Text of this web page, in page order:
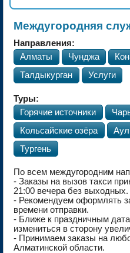
Междугородняя
Направления:
Алматы
Чунджа
Талдыкурган
Услуги
Туры:
Горячие источники
Кольсайские озёра
Тургень
По всем междугородним
- Заказы на вызов такси
21:00 вечера без выходных.
- Рекомендуем оформлять
времени отправки.
- Ближе к праздничным
измениться в сторону
- Принимаем заказы на
Алматинской области.